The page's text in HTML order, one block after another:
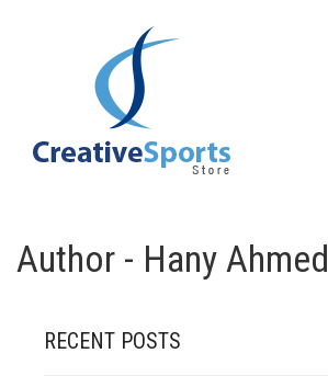
ABOUT US
Author - Hany Ahmed
RECENT POSTS